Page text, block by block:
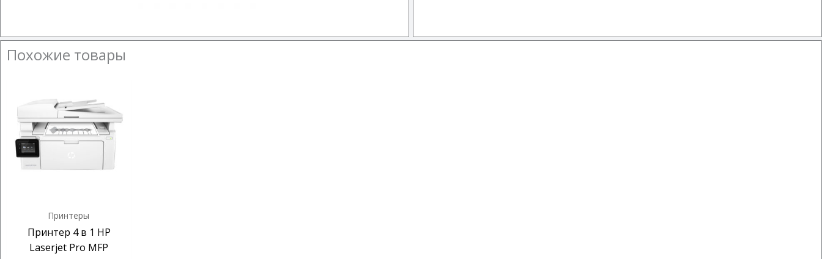
Похожие товары
Принтеры
Принтер 4 в 1 HP
Laserjet Pro MFP